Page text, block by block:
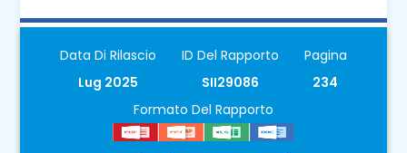
Data Di Rilascio
Lug 2025
ID Del Rapporto
SII29086
Pagina
234
Formato Del Rapporto